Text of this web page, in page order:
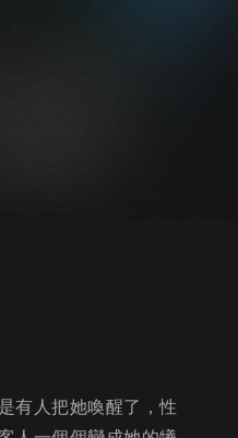
有人把她喚醒了，性